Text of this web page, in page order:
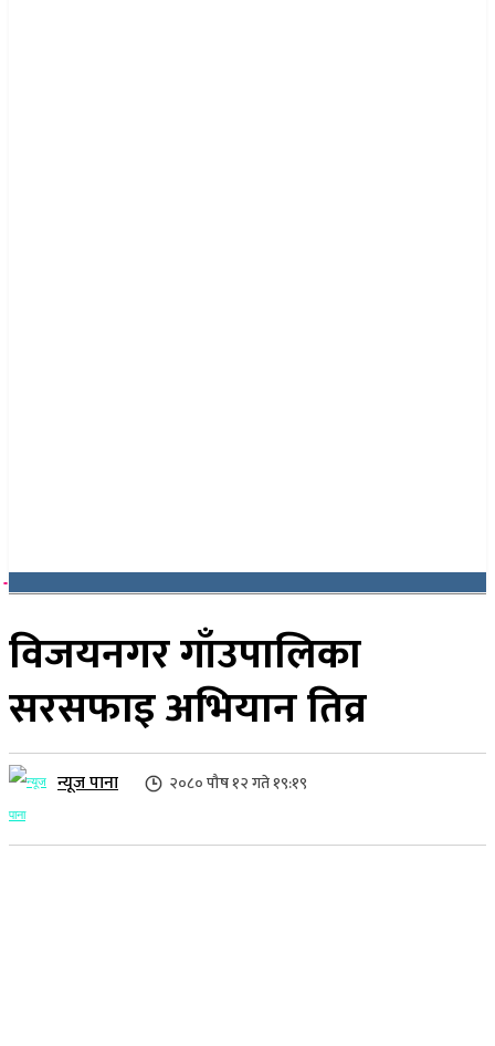
विजयनगर गाँउपालिका
सरसफाइ अभियान तिव्र
न्यूज पाना २०८० पौष १२ गते १९:१९